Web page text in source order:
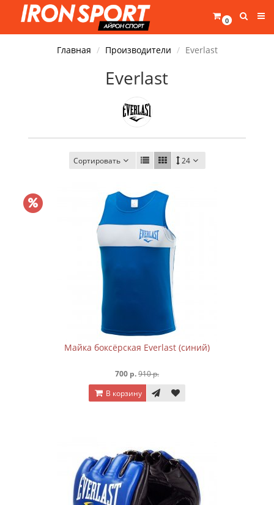
0
Главная Производители Everlast
Everlast
Сортировать 24
Майка боксёрская Everlast (синий)
700 р.910 р.
В корзину